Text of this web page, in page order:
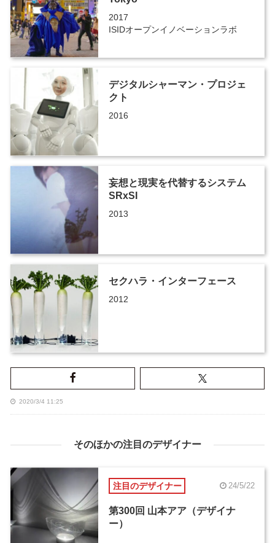
2017
ISIDオープンイノベーションラボ
デジタルシャーマン・プロジェ
クト
2016
妄想と現実を代替するシステム
SRxSI
2013
セクハラ・インターフェース
2012
2020/3/4 11:25
そのほかの注目のデザイナー
注目のデザイナー 24/5/22
第300回 山本アア（デザイナ
ー）